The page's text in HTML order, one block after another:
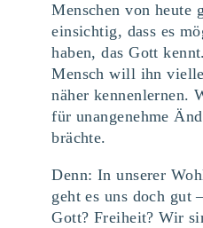
Menschen von heute
einsichtig, dass es
haben, das Gott
Mensch will ihn
näher kennenlernen.
für unangenehme
brächte.
Denn: In unserer
geht es uns doch gut
Gott? Freiheit? Wir